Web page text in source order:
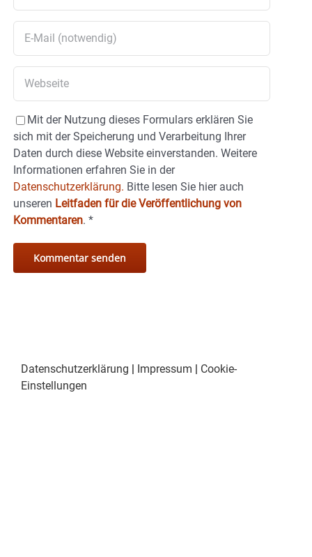
Mit der Nutzung dieses Formulars erklären Sie
sich mit der Speicherung und Verarbeitung Ihrer
Daten durch diese Website einverstanden. Weitere
Informationen erfahren Sie in der
Datenschutzerklärung. Bitte lesen Sie hier auch
unseren Leitfaden für die Veröffentlichung von
Kommentaren. *
Datenschutzerklärung | Impressum | Cookie-
Einstellungen